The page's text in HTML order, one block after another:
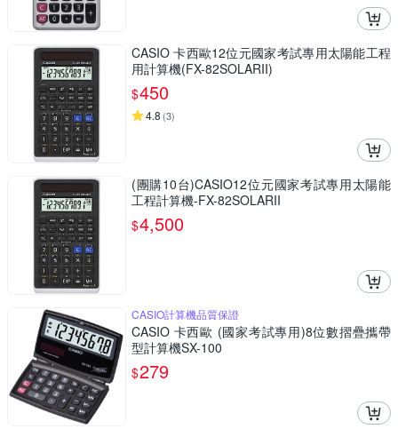
CASIO 卡西歐12位元國家考試專用太陽能工程
用計算機(FX-82SOLARII)
$450
4.8 (3)
(團購10台)CASIO12位元國家考試專用太陽能
工程計算機-FX-82SOLARII
$4,500
CASIO計算機品質保證
CASIO 卡西歐 (國家考試專用)8位數摺疊攜帶
型計算機SX-100
$279